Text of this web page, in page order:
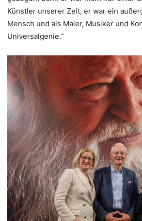
Künstler unserer Zeit, er war ein
Mensch und als Maler, Musiker und
Universalgenie.“